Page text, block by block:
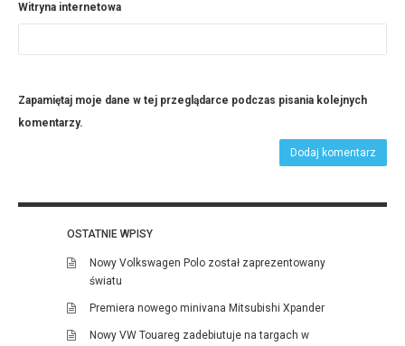
Witryna internetowa
Zapamiętaj moje dane w tej przeglądarce podczas pisania kolejnych
komentarzy.
OSTATNIE WPISY
Nowy Volkswagen Polo został zaprezentowany
światu
Premiera nowego minivana Mitsubishi Xpander
Nowy VW Touareg zadebiutuje na targach w